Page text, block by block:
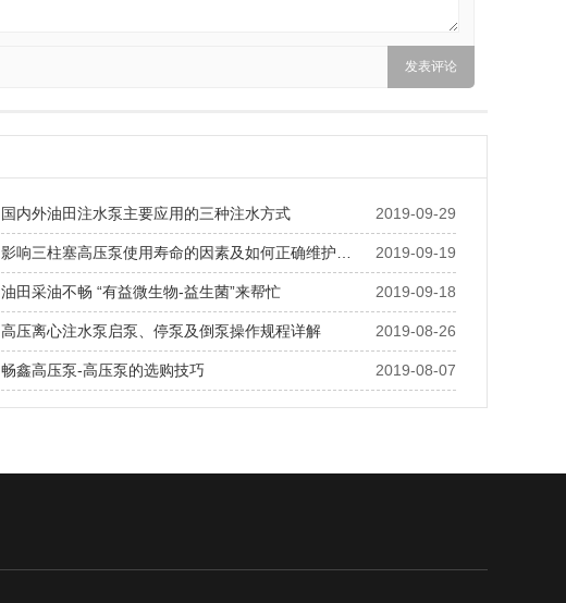
2019-09-29
国内外油田注水泵主要应用的三种注水方式
2019-09-19
影响三柱塞高压泵使用寿命的因素及如何正确维护…
2019-09-18
油田采油不畅 “有益微生物-益生菌”来帮忙
2019-08-26
高压离心注水泵启泵、停泵及倒泵操作规程详解
2019-08-07
畅鑫高压泵-高压泵的选购技巧